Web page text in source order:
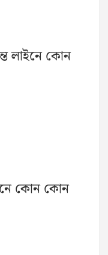
লাইনে কোন
কোন কোন